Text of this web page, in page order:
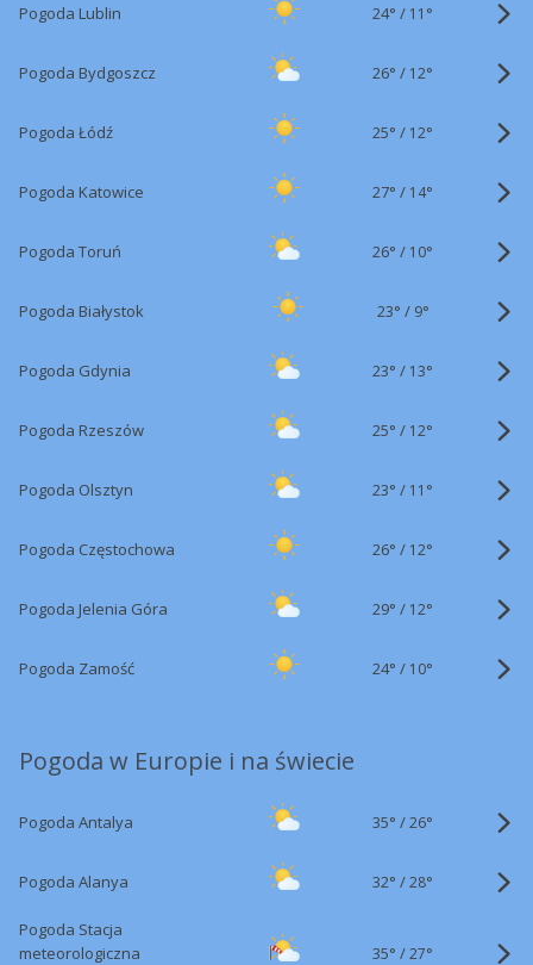
Pogoda Lublin 24° / 11°
Pogoda Bydgoszcz 26° / 12°
Pogoda Łódź 25° / 12°
Pogoda Katowice 27° / 14°
Pogoda Toruń 26° / 10°
Pogoda Białystok 23° / 9°
Pogoda Gdynia 23° / 13°
Pogoda Rzeszów 25° / 12°
Pogoda Olsztyn 23° / 11°
Pogoda Częstochowa 26° / 12°
Pogoda Jelenia Góra 29° / 12°
Pogoda Zamość 24° / 10°
Pogoda w Europie i na świecie
Pogoda Antalya 35° /26°
Pogoda Alanya 32° /28°
Pogoda Stacja
meteorologiczna
35° /27°